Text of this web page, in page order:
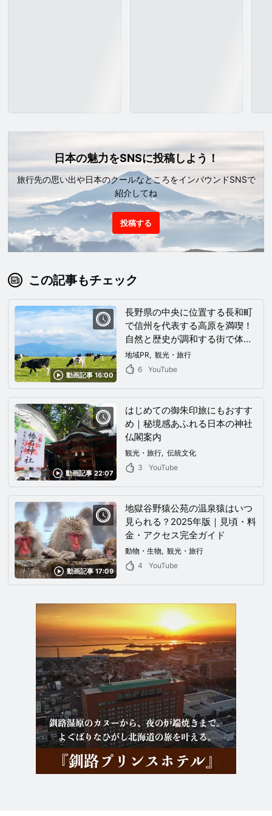
日本の魅力をSNSに投稿しよう！
旅行先の思い出や日本のクールなところをインバウンドSNSで
紹介してね
投稿する
この記事もチェック
動画記事 16:00
長野県の中央に位置する長和町
で信州を代表する高原を満喫！
自然と歴史が調和する街で体験
と感動を味わう！
地域PR
観光・旅行
6
YouTube
動画記事 22:07
はじめての御朱印旅にもおすす
め｜秘境感あふれる日本の神社
仏閣案内
観光・旅行
伝統文化
3
YouTube
動画記事 17:09
地獄谷野猿公苑の温泉猿はいつ
見られる？2025年版｜見頃・料
金・アクセス完全ガイド
動物・生物
観光・旅行
4
YouTube